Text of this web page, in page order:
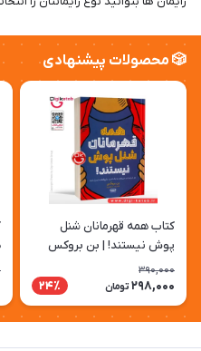
🎲 محصولات پیشنهادی
کتاب همه قهرمانان شنل
پوش نیستند! | بن بروکس
390,000
298,000 تومان 24٪